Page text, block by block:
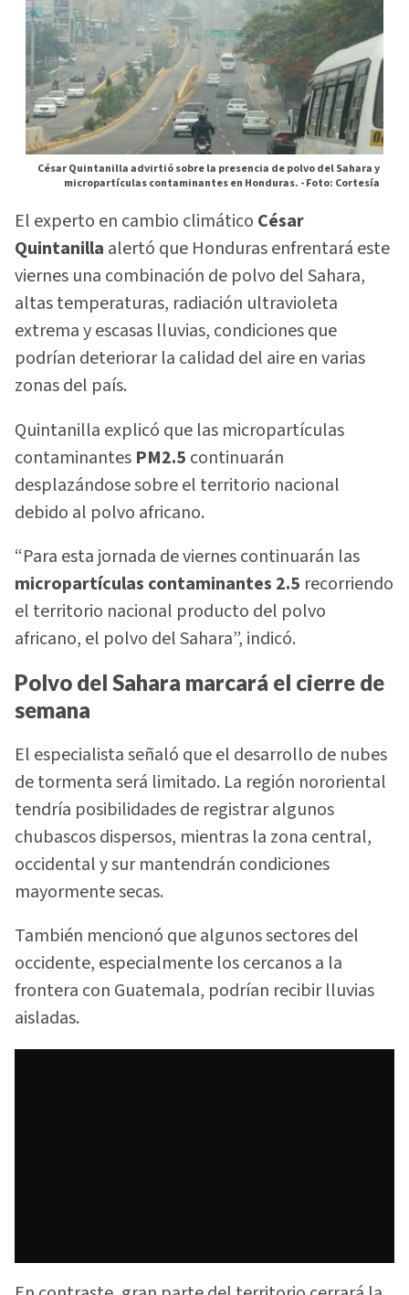
César Quintanilla advirtió sobre la presencia de polvo del Sahara y
micropartículas contaminantes en Honduras. -Foto: Cortesía
El experto en cambio climático César
Quintanilla alertó que Honduras enfrentará este
viernes una combinación de polvo del Sahara,
altas temperaturas, radiación ultravioleta
extrema y escasas lluvias, condiciones que
podrían deteriorar la calidad del aire en varias
zonas del país.
Quintanilla explicó que las micropartículas
contaminantes PM2.5 continuarán
desplazándose sobre el territorio nacional
debido al polvo africano.
“Para esta jornada de viernes continuarán las
micropartículas contaminantes 2.5 recorriendo
el territorio nacional producto del polvo
africano, el polvo del Sahara”, indicó.
Polvo del Sahara marcará el cierre de
semana
El especialista señaló que el desarrollo de nubes
de tormenta será limitado. La región nororiental
tendría posibilidades de registrar algunos
chubascos dispersos, mientras la zona central,
occidental y sur mantendrán condiciones
mayormente secas.
También mencionó que algunos sectores del
occidente, especialmente los cercanos a la
frontera con Guatemala, podrían recibir lluvias
aisladas.